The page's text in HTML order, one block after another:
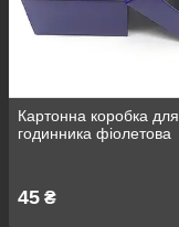
Картонна коробка для
годинника фіолетова
45 ₴